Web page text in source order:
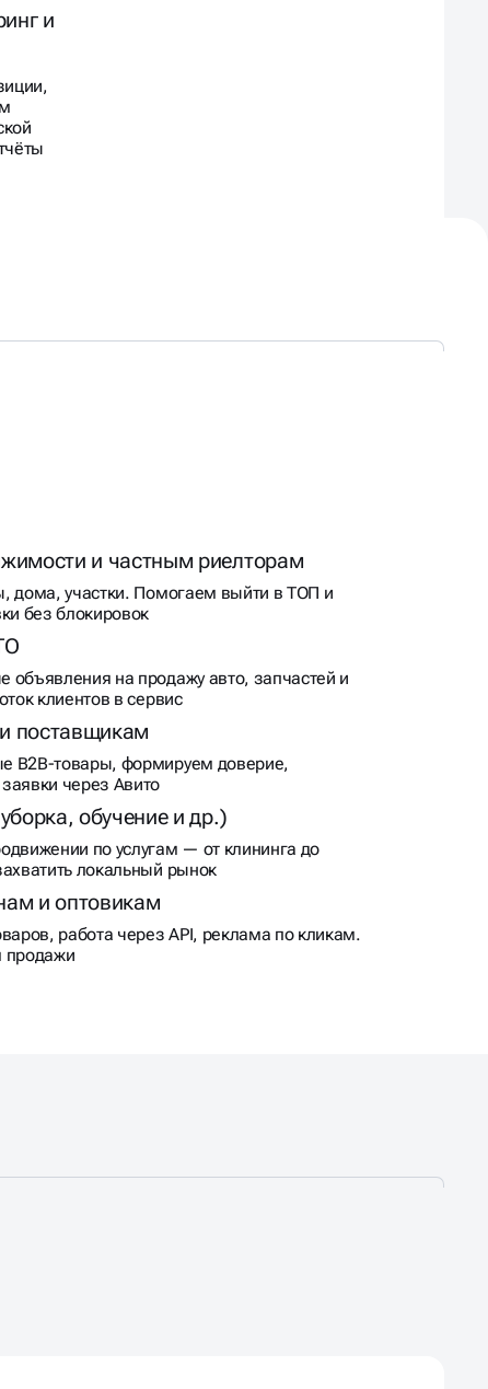
и
и частным риелторам
дома, участки. Помогаем выйти в ТОП и
без блокировок
на продажу авто, запчастей и
клиентов в сервис
поставщикам
B2B-товары, формируем доверие,
через Авито
обучение и др.)
по услугам — от клининга до
локальный рынок
и оптовикам
работа через API, реклама по кликам.
продажи